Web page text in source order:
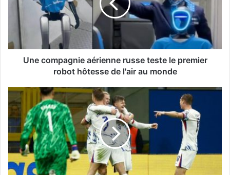
teste
premier
hôtesse
monde
Une compagnie aérienne russe teste le premier
robot hôtesse de l'air au monde
La
Norvège
décroche
son
billet
pour
Coupe